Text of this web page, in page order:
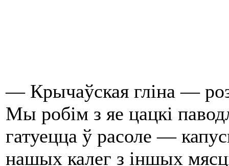
— Крычаўская глiна —
Мы робiм з яе цацкi
гатуецца ў расоле —
нашых калег з iншых